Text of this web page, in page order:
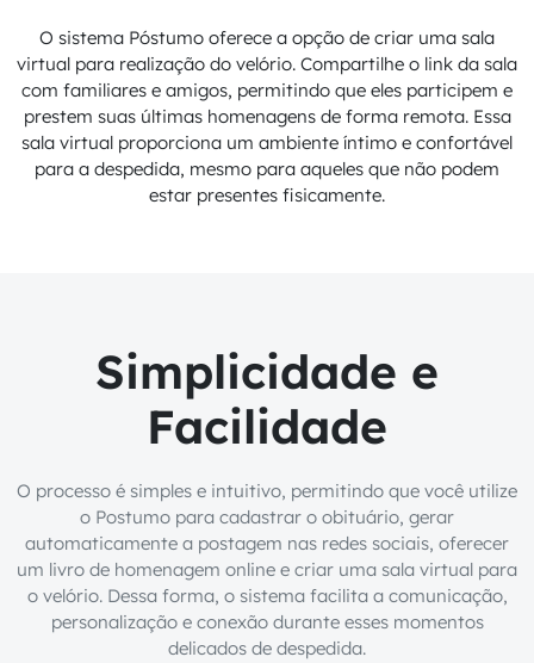
O sistema Póstumo oferece a opção de criar uma sala
virtual para realização do velório. Compartilhe o link da sala
com familiares e amigos, permitindo que eles participem e
prestem suas últimas homenagens de forma remota. Essa
sala virtual proporciona um ambiente íntimo e confortável
para a despedida, mesmo para aqueles que não podem
estar presentes fisicamente.
Simplicidade e
Facilidade
O processo é simples e intuitivo, permitindo que você utilize
o Postumo para cadastrar o obituário, gerar
automaticamente a postagem nas redes sociais, oferecer
um livro de homenagem online e criar uma sala virtual para
o velório. Dessa forma, o sistema facilita a comunicação,
personalização e conexão durante esses momentos
delicados de despedida.